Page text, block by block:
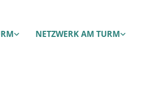
NETZWERK AM TURM